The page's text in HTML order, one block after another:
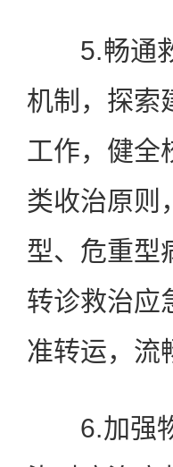
5.畅通救
机制，探索
工作，健全
类收治原则
型、危重型
转诊救治应
准转运，流
6.加强物